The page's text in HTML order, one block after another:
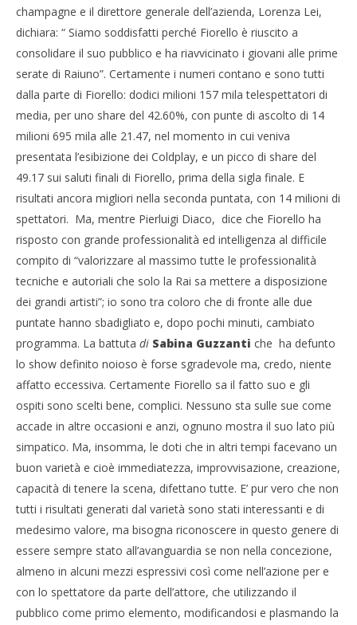
champagne e il direttore generale dell’azienda, Lorenza Lei,
dichiara: “ Siamo soddisfatti perché Fiorello è riuscito a
consolidare il suo pubblico e ha riavvicinato i giovani alle prime
serate di Raiuno”. Certamente i numeri contano e sono tutti
dalla parte di Fiorello: dodici milioni 157 mila telespettatori di
media, per uno share del 42.60%, con punte di ascolto di 14
milioni 695 mila alle 21.47, nel momento in cui veniva
presentata l’esibizione dei Coldplay, e un picco di share del
49.17 sui saluti finali di Fiorello, prima della sigla finale. E
risultati ancora migliori nella seconda puntata, con 14 milioni di
spettatori. Ma, mentre Pierluigi Diaco, dice che Fiorello ha
risposto con grande professionalità ed intelligenza al difficile
compito di “valorizzare al massimo tutte le professionalità
tecniche e autoriali che solo la Rai sa mettere a disposizione
dei grandi artisti”; io sono tra coloro che di fronte alle due
puntate hanno sbadigliato e, dopo pochi minuti, cambiato
programma. La battuta di Sabina Guzzanti che ha defunto
lo show definito noioso è forse sgradevole ma, credo, niente
affatto eccessiva. Certamente Fiorello sa il fatto suo e gli
ospiti sono scelti bene, complici. Nessuno sta sulle sue come
accade in altre occasioni e anzi, ognuno mostra il suo lato più
simpatico. Ma, insomma, le doti che in altri tempi facevano un
buon varietà e cioè immediatezza, improvvisazione, creazione,
capacità di tenere la scena, difettano tutte. E’ pur vero che non
tutti i risultati generati dal varietà sono stati interessanti e di
medesimo valore, ma bisogna riconoscere in questo genere di
essere sempre stato all’avanguardia se non nella concezione,
almeno in alcuni mezzi espressivi così come nell’azione per e
con lo spettatore da parte dell’attore, che utilizzando il
pubblico come primo elemento, modificandosi e plasmando la